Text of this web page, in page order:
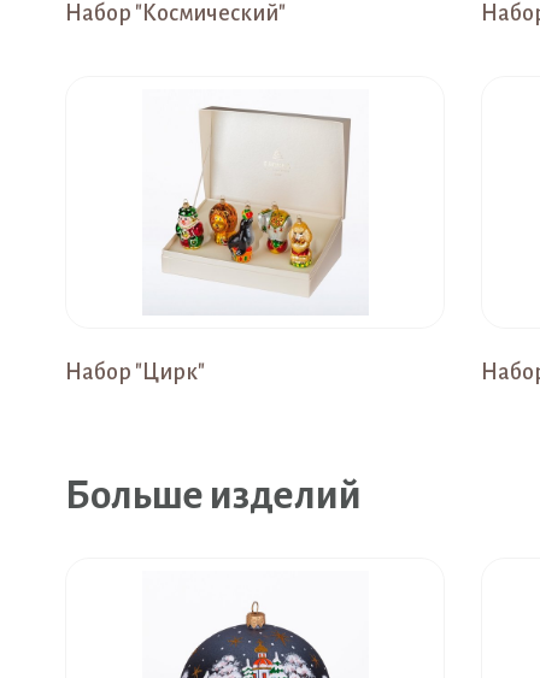
Набор "Космический"
Набор "Цирк"
Больше изделий